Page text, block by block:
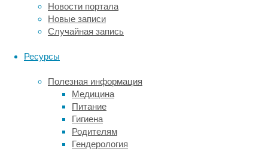
Новости портала
Новые записи
Случайная запись
Ресурсы
Полезная информация
Медицина
Питание
Гигиена
Родителям
Гендерология
окружающих
нагнетательную
скважину
расстоянии
километров,
зарегистрировали
данные
примерно